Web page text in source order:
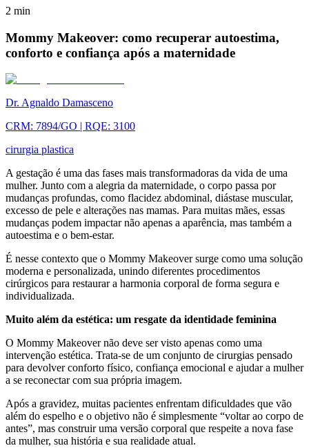
2 min
Mommy Makeover: como recuperar autoestima,
conforto e confiança após a maternidade
Dr. Agnaldo Damasceno
CRM: 7894/GO | RQE: 3100
cirurgia plastica
A gestação é uma das fases mais transformadoras da vida de uma
mulher. Junto com a alegria da maternidade, o corpo passa por
mudanças profundas, como flacidez abdominal, diástase muscular,
excesso de pele e alterações nas mamas. Para muitas mães, essas
mudanças podem impactar não apenas a aparência, mas também a
autoestima e o bem-estar.
É nesse contexto que o Mommy Makeover surge como uma solução
moderna e personalizada, unindo diferentes procedimentos
cirúrgicos para restaurar a harmonia corporal de forma segura e
individualizada.
Muito além da estética: um resgate da identidade feminina
O Mommy Makeover não deve ser visto apenas como uma
intervenção estética. Trata-se de um conjunto de cirurgias pensado
para devolver conforto físico, confiança emocional e ajudar a mulher
a se reconectar com sua própria imagem.
Após a gravidez, muitas pacientes enfrentam dificuldades que vão
além do espelho e o objetivo não é simplesmente “voltar ao corpo de
antes”, mas construir uma versão corporal que respeite a nova fase
da mulher, sua história e sua realidade atual.